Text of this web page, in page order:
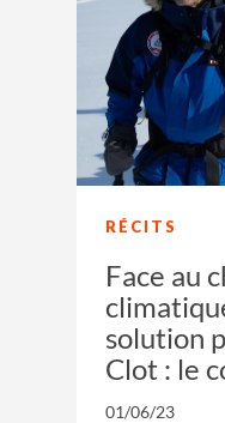
RÉCITS
Face au
solution
Clot : le
01/06/23